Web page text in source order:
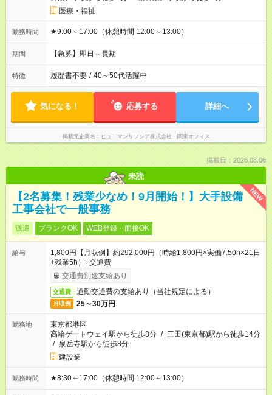
医療・福祉
勤務時間 ★9:00～17:00（休憩時間 12:00～13:00）
期間 【急募】即日～長期
特徴 履歴書不要 / 40～50代活躍中
気になる！ 応募する 詳細へ
掲載元企業名 ヒューマンリソシア株式会社 関東オフィス
掲載日：2026.08.06
未読
NEW
【2名募集！残業少なめ！9月開始！】大手設備
工事会社で一般事務
派遣 ブランクOK WEB登録・面接OK
給与
1,800円【月収例】約292,000円（時給1,800円×実働7.50h×21日
+残業5h）+交通費
交通費別途支給あり
交通費 通勤交通費の支給あり（当社規定による）
月収例 25～30万円
勤務地
東京都港区
高輪ゲートウェイ駅から徒歩8分 / 三田(東京都)駅から徒歩14分
/ 泉岳寺駅から徒歩8分
建設業
勤務時間 ★8:30～17:00（休憩時間 12:00～13:00）